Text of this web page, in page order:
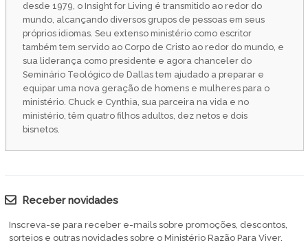
desde 1979, o Insight for Living é transmitido ao redor do
mundo, alcançando diversos grupos de pessoas em seus
próprios idiomas. Seu extenso ministério como escritor
também tem servido ao Corpo de Cristo ao redor do mundo, e
sua liderança como presidente e agora chanceler do
Seminário Teológico de Dallas tem ajudado a preparar e
equipar uma nova geração de homens e mulheres para o
ministério. Chuck e Cynthia, sua parceira na vida e no
ministério, têm quatro filhos adultos, dez netos e dois
bisnetos.
Receber novidades
Inscreva-se para receber e-mails sobre promoções, descontos,
sorteios e outras novidades sobre o Ministério Razão Para Viver.